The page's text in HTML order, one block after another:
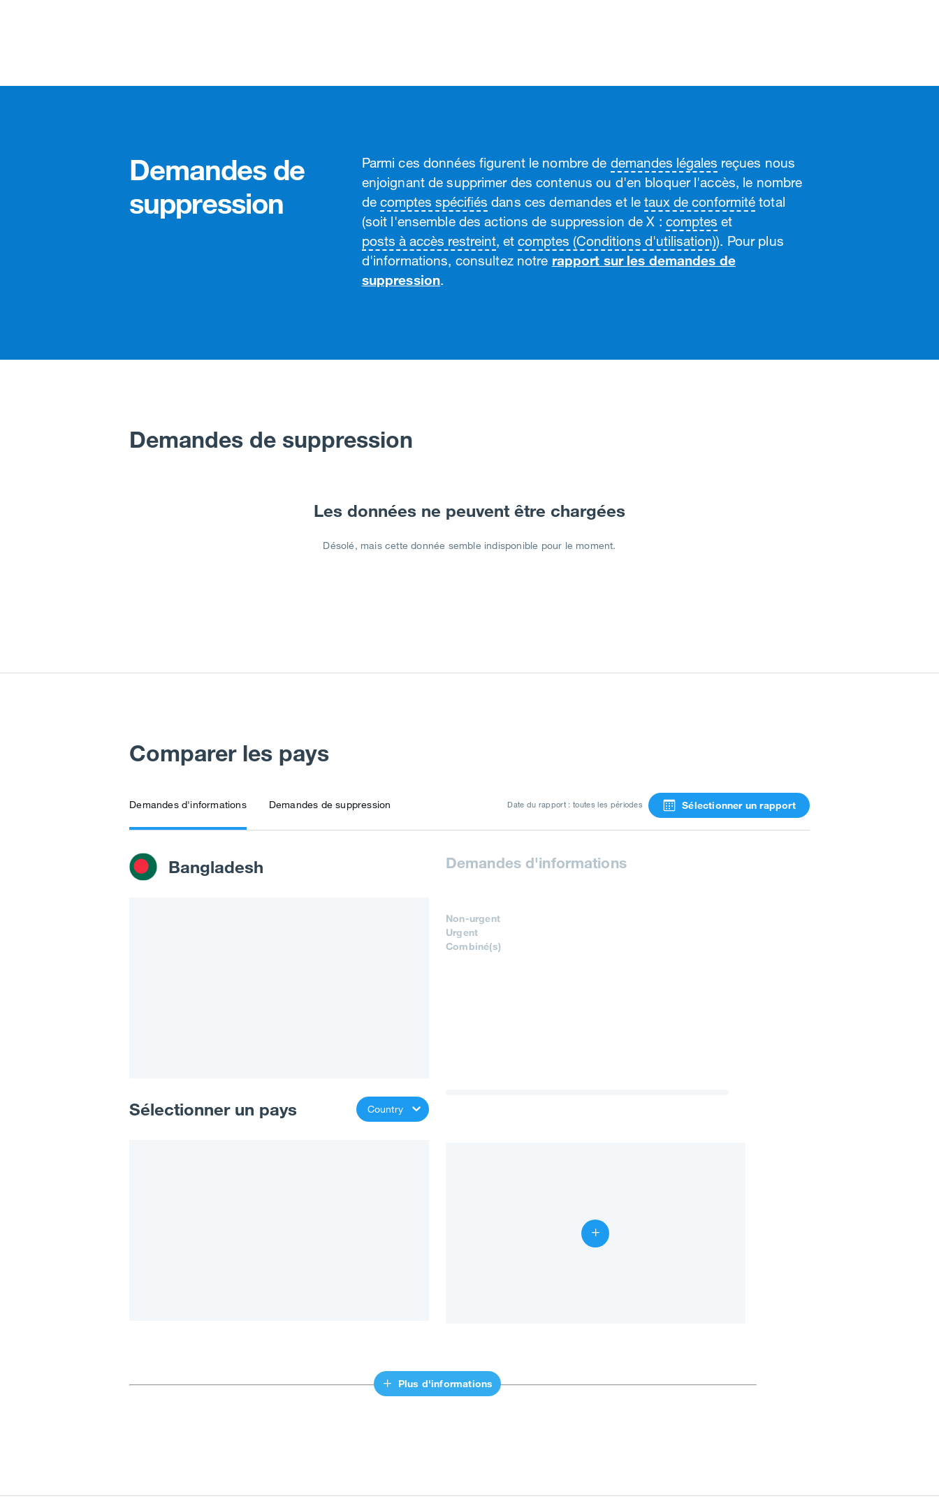
Demandes de
suppression
Parmi ces données figurent le nombre de demandes légales reçues nous
enjoignant de supprimer des contenus ou d'en bloquer l'accès, le nombre
decomptes spécifiés dans ces demandes et letaux de conformité total
(soit l'ensemble des actions de suppression de X : comptes et
posts à accès restreint, etcomptes (Conditions d'utilisation)). Pour plus
d'informations, consultez notre rapport sur les demandes de
suppression.
Demandes de suppression
Les données ne peuvent être chargées
Désolé, mais cette donnée semble indisponible pour le moment.
Comparer les pays
Demandes d'informations Demandes de suppression Date du rapport : toutes les périodes Sélectionner un rapport
Bangladesh
Sélectionner un pays Country
Demandes d'informations
Non-urgent
Urgent
Combiné(s)
Plus d'informations